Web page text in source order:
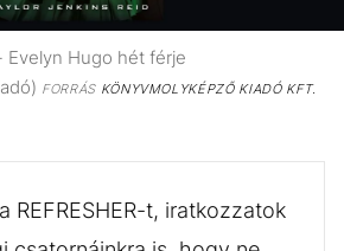
Evelyn Hugo hét férje
FORRÁSKÖNYVMOLYKÉPZŐ KIADÓ KFT.
REFRESHER-t, iratkozzatok